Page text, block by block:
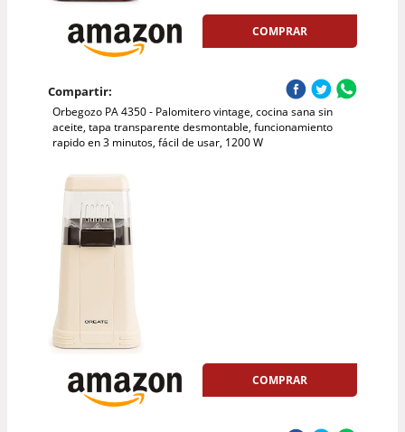
COMPRAR
Compartir:
Orbegozo PA 4350 - Palomitero vintage, cocina sana sin
aceite, tapa transparente desmontable, funcionamiento
rapido en 3 minutos, fácil de usar, 1200 W
COMPRAR